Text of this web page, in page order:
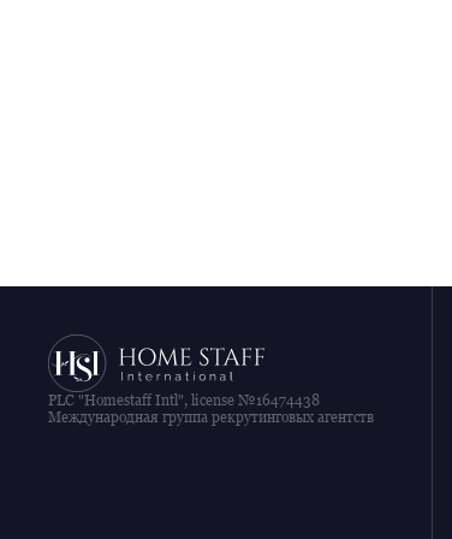
PLC "Homestaff Intl", license №16474438
Международная группа рекрутинговых агентств